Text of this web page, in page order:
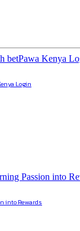
Login
into Rewards